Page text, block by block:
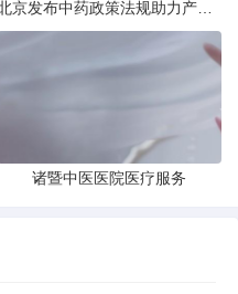
诸暨中医医院医疗服务